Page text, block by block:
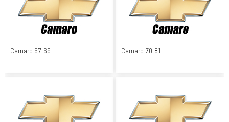
Camaro 67-69 Camaro 70-81